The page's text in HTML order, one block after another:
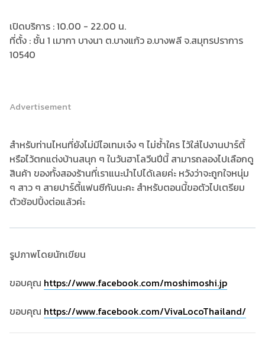
เปิดบริการ : 10.00 - 22.00 น.
ที่ตั้ง : ชั้น 1 เมากา บางนา ต.บางแก้ว อ.บางพลี จ.สมุทรปราการ
10540
Advertisement
สำหรับท่านไหนที่ยังไม่มีไอเทมเจ๋ง ๆ ไม่ซ้ำใคร ไว้ใส่ไปงานปาร์ตี้
หรือไว้ตกแต่งบ้านสนุก ๆ ในวันฮาโลวีนปีนี้ สามารถลองไปเลือกดู
สินค้า ของทั้งสองร้านที่เราแนะนำไปได้เลยค่ะ หวังว่าจะถูกใจหนุ่ม
ๆ สาว ๆ สายปาร์ตี้แฟนซีกันนะคะ สำหรับตอนนี้ขอตัวไปเตรียม
ตัวช้อปปิ้งต่อแล้วค่ะ
รูปภาพโดยนักเขียน
ขอบคุณ https://www.facebook.com/moshimoshi.jp
ขอบคุณ https://www.facebook.com/VivaLocoThailand/